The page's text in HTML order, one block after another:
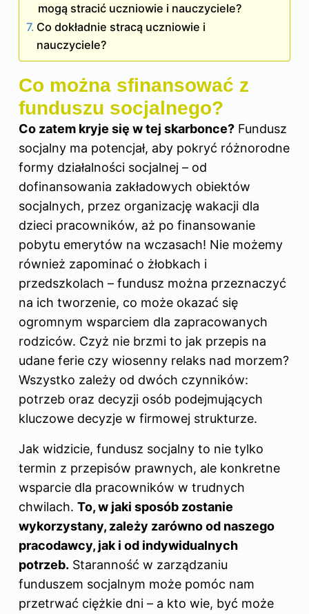
mogą stracić uczniowie i nauczyciele?
Co dokładnie stracą uczniowie i
nauczyciele?
Co można sfinansować z
funduszu socjalnego?
Co zatem kryje się w tej skarbonce? Fundusz
socjalny ma potencjał, aby pokryć różnorodne
formy działalności socjalnej – od
dofinansowania zakładowych obiektów
socjalnych, przez organizację wakacji dla
dzieci pracowników, aż po finansowanie
pobytu emerytów na wczasach! Nie możemy
również zapominać o żłobkach i
przedszkolach – fundusz można przeznaczyć
na ich tworzenie, co może okazać się
ogromnym wsparciem dla zapracowanych
rodziców. Czyż nie brzmi to jak przepis na
udane ferie czy wiosenny relaks nad morzem?
Wszystko zależy od dwóch czynników:
potrzeb oraz decyzji osób podejmujących
kluczowe decyzje w firmowej strukturze.
Jak widzicie, fundusz socjalny to nie tylko
termin z przepisów prawnych, ale konkretne
wsparcie dla pracowników w trudnych
chwilach. To, w jaki sposób zostanie
wykorzystany, zależy zarówno od naszego
pracodawcy, jak i od indywidualnych
potrzeb. Staranność w zarządzaniu
funduszem socjalnym może pomóc nam
przetrwać ciężkie dni – a kto wie, być może